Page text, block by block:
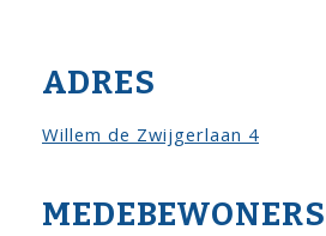
ADRES
Willem de Zwijgerlaan 4
MEDEBEWONERS